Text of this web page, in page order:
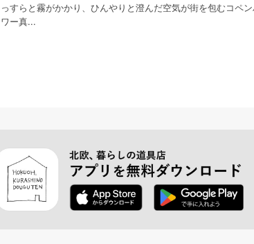
っすらと霧がかかり、ひんやりと澄んだ空気が街を包むコペ
ワー真...